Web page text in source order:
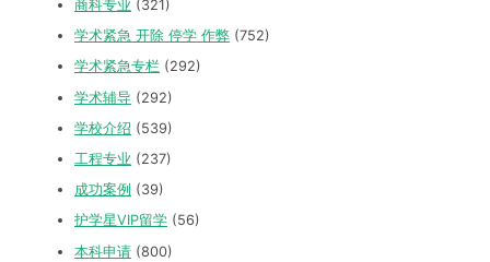
商科专业 (321)
学术紧急 开除 停学 作弊 (752)
学术紧急专栏 (292)
学术辅导 (292)
学校介绍 (539)
工程专业 (237)
成功案例 (39)
护学星VIP留学 (56)
本科申请 (800)